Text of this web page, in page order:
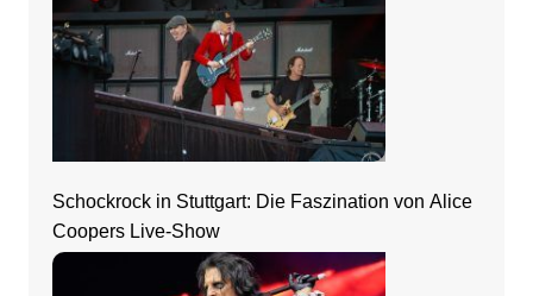
Schockrock in Stuttgart: Die Faszination von Alice
Coopers Live-Show